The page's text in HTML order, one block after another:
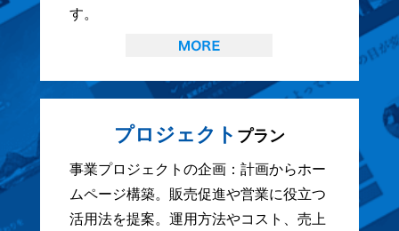
す。
プロジェクト プラン
事業プロジェクトの企画：計画からホー
ムページ構築。販売促進や営業に役立つ
活用法を提案。運用方法やコスト、売上